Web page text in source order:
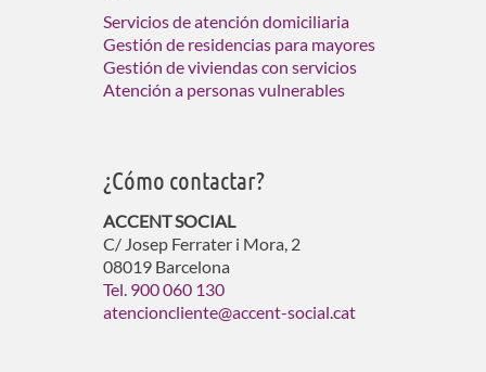
Servicios de atención domiciliaria
Gestión de residencias para mayores
Gestión de viviendas con servicios
Atención a personas vulnerables
¿Cómo contactar?
ACCENT SOCIAL
C/ Josep Ferrater i Mora, 2
08019 Barcelona
Tel. 900 060 130
atencioncliente@accent-social.cat